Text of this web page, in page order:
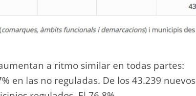
a ritmo similar en todas partes:
en las no reguladas. De los 43.239 nuevos